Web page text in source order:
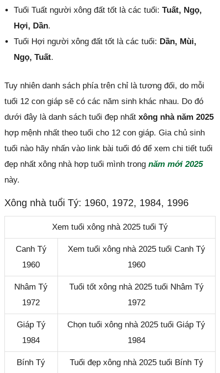
Tuổi Tuất người xông đất tốt là các tuổi: Tuất, Ngọ,
Hợi, Dần.
Tuổi Hợi người xông đất tốt là các tuổi: Dần, Mùi,
Ngọ, Tuất.
Tuy nhiên danh sách phía trên chỉ là tương đối, do mỗi
tuổi 12 con giáp sẽ có các năm sinh khác nhau. Do đó
dưới đây là danh sách tuổi đẹp nhất xông nhà năm 2025
hợp mệnh nhất theo tuổi cho 12 con giáp. Gia chủ sinh
tuổi nào hãy nhấn vào link bài tuổi đó để xem chi tiết tuổi
đẹp nhất xông nhà hợp tuổi mình trong năm mới 2025
này.
Xông nhà tuổi Tý: 1960, 1972, 1984, 1996
Xem tuổi xông nhà 2025 tuổi Tý
Canh Tý
1960
Xem tuổi xông nhà 2025 tuổi Canh Tý
1960
Nhâm Tý
1972
Tuổi tốt xông nhà 2025 tuổi Nhâm Tý
1972
Giáp Tý
1984
Chọn tuổi xông nhà 2025 tuổi Giáp Tý
1984
Bính Tý
Tuổi đẹp xông nhà 2025 tuổi Bính Tý
Đóng quảng cáo ✕